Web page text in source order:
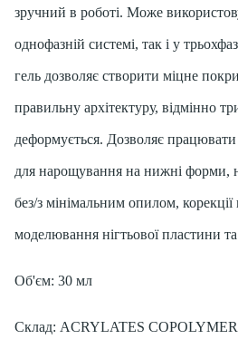
зручний в роботі. Може
однофазній системі, так і у
гель дозволяє створити міцне
правильну архітектуру, відмінно
деформується. Дозволяє
для нарощування на нижні форми,
без/з мінімальним опилом,
моделювання нігтьової пластини та
Об'єм: 30 мл
Склад: ACRYLATES